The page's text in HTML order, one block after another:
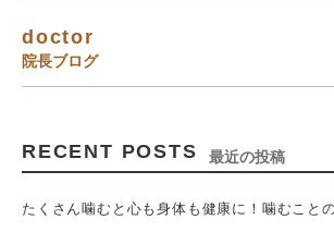
doctor
院長ブログ
RECENT POSTS 最近の投稿
たくさん噛むと心も身体も健康に！噛むこと